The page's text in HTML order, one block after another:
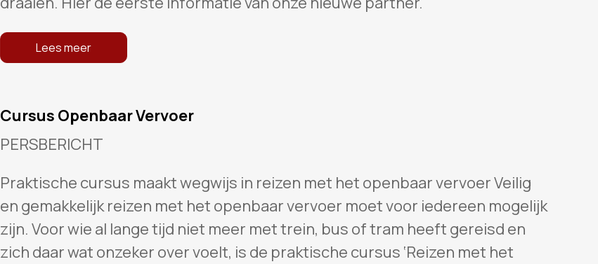
Lees meer
Cursus Openbaar Vervoer
PERSBERICHT
Praktische cursus maakt wegwijs in reizen met het openbaar vervoer Veilig
en gemakkelijk reizen met het openbaar vervoer moet voor iedereen mogelijk
zijn. Voor wie al lange tijd niet meer met trein, bus of tram heeft gereisd en
zich daar wat onzeker over voelt, is de praktische cursus ‘Reizen met het